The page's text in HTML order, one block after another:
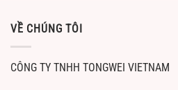
VỀ CHÚNG TÔI
CÔNG TY TNHH TONGWEI VIETNAM